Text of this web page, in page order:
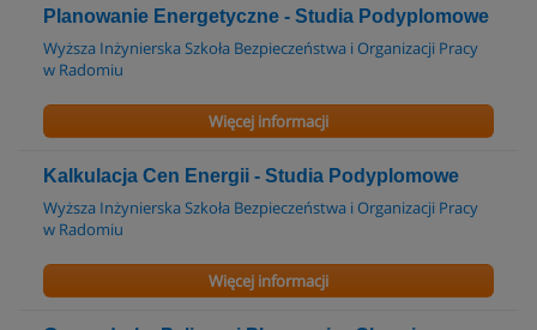
Planowanie Energetyczne - Studia Podyplomowe
Wyższa Inżynierska Szkoła Bezpieczeństwa i Organizacji Pracy
w Radomiu
Więcej informacji
Kalkulacja Cen Energii - Studia Podyplomowe
Wyższa Inżynierska Szkoła Bezpieczeństwa i Organizacji Pracy
w Radomiu
Więcej informacji